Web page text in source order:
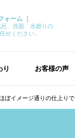
ーム ｜
、洗面、水廻りの
せください。
り お客様の声
ぼイメージ通りの仕上り